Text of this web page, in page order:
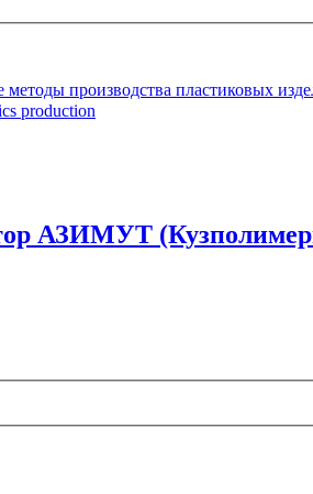
производства пластиковых
production
АЗИМУТ